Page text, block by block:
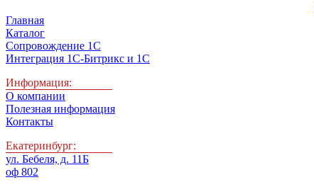
Главная
Каталог
Сопровождение 1С
Интеграция 1С-Битрикс и 1С
Информация:
О компании
Полезная информация
Контакты
Екатеринбург:
ул. Бебеля, д. 11Б
оф 802